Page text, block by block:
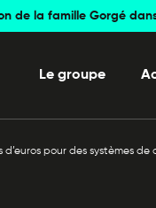
de la famille Gorgé
Le groupe
pour des systèmes de